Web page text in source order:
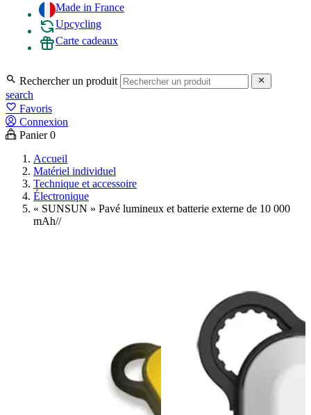
Made in France
Upcycling
Carte cadeaux
 Rechercher un produit 
search
favorite_border Favoris
Connexion
Panier 0
Accueil
Matériel individuel
Technique et accessoire
Électronique
« SUNSUN » Pavé lumineux et batterie externe de 10 000
mAh//